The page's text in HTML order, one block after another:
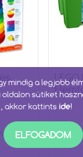
LEGO
mindig a legjobb
sütiket
akkor kattints ide!
ELFOGADOM